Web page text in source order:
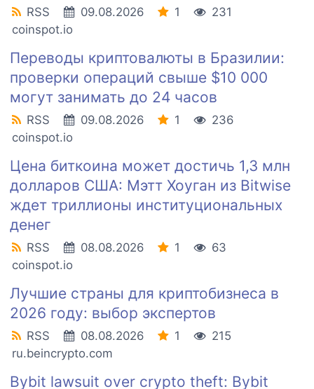
RSS 09.08.2026 1
231
coinspot.io
Переводы криптовалюты в Бразилии:
проверки операций свыше $10 000
могут занимать до 24 часов
RSS 09.08.2026 1
236
coinspot.io
Цена биткоина может достичь 1,3 млн
долларов США: Мэтт Хоуган из Bitwise
ждет триллионы институциональных
денег
RSS 08.08.2026 1
63
coinspot.io
Лучшие страны для криптобизнеса в
2026 году: выбор экспертов
RSS 08.08.2026 1
215
ru.beincrypto.com
Bybit lawsuit over crypto theft: Bybit